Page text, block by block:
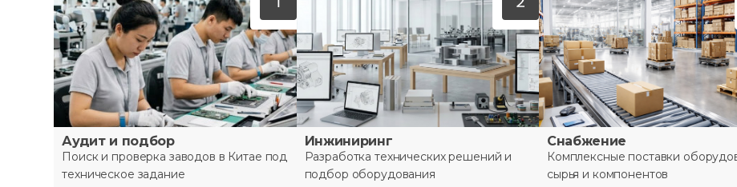
Аудит и подбор
Поиск и проверка заводов в Китае под
техническое задание
Инжиниринг
Разработка технических решений и
подбор оборудования
Снабжение
Комплексные поставки
сырья и компонентов